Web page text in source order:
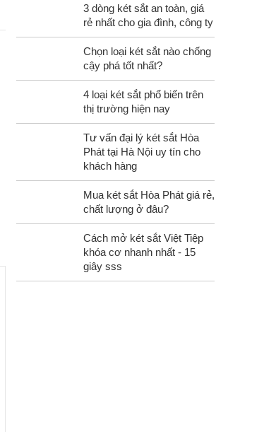
3 dòng két sắt an toàn, giá
rẻ nhất cho gia đình, công ty
Chọn loại két sắt nào chống
cậy phá tốt nhất?
4 loại két sắt phổ biến trên
thị trường hiện nay
Tư vấn đại lý két sắt Hòa
Phát tại Hà Nội uy tín cho
khách hàng
Mua két sắt Hòa Phát giá rẻ,
chất lượng ở đâu?
Cách mở két sắt Việt Tiệp
khóa cơ nhanh nhất - 15
giây sss